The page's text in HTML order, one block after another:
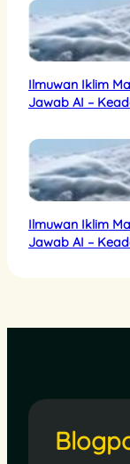
Ilmuwan Iklim
Jawab AI –
Ilmuwan Iklim
Jawab AI –